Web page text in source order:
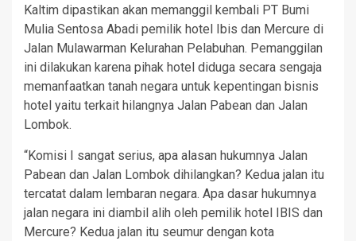
Kaltim dipastikan akan memanggil kembali PT Bumi
Mulia Sentosa Abadi pemilik hotel Ibis dan Mercure di
Jalan Mulawarman Kelurahan Pelabuhan. Pemanggilan
ini dilakukan karena pihak hotel diduga secara sengaja
memanfaatkan tanah negara untuk kepentingan bisnis
hotel yaitu terkait hilangnya Jalan Pabean dan Jalan
Lombok.
“Komisi I sangat serius, apa alasan hukumnya Jalan
Pabean dan Jalan Lombok dihilangkan? Kedua jalan itu
tercatat dalam lembaran negara. Apa dasar hukumnya
jalan negara ini diambil alih oleh pemilik hotel IBIS dan
Mercure? Kedua jalan itu seumur dengan kota